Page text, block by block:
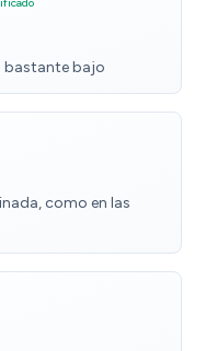
bastante bajo
como en las